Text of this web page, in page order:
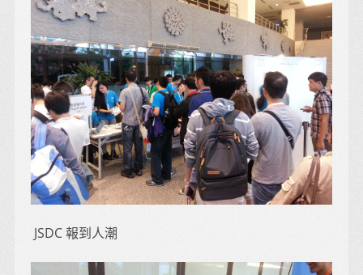
JSDC 報到人潮